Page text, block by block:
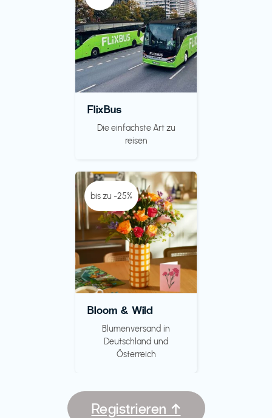
FlixBus
Die einfachste Art zu
reisen
bis zu -25%
Bloom & Wild
Blumenversand in
Deutschland und
Österreich
Registrieren ↑